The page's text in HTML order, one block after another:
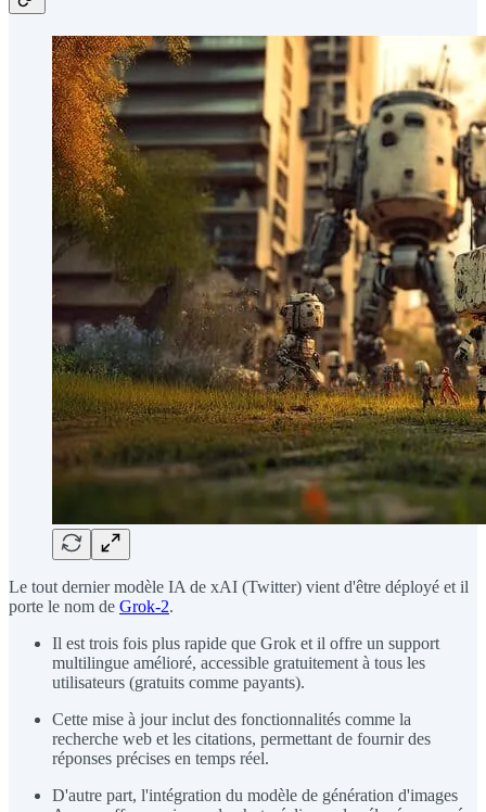
Le tout dernier modèle IA de xAI (Twitter) vient d'être déployé et il
porte le nom de Grok-2.
Il est trois fois plus rapide que Grok et il offre un support
multilingue amélioré, accessible gratuitement à tous les
utilisateurs (gratuits comme payants).
Cette mise à jour inclut des fonctionnalités comme la
recherche web et les citations, permettant de fournir des
réponses précises en temps réel.
D'autre part, l'intégration du modèle de génération d'images